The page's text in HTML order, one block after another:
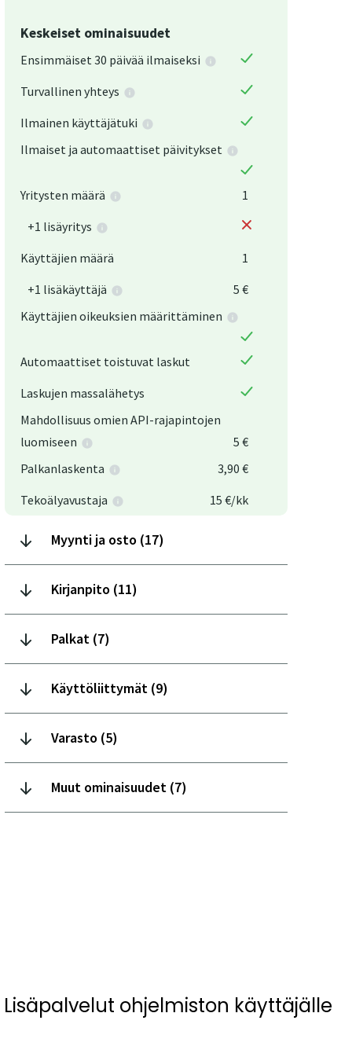
Keskeiset ominaisuudet
Ensimmäiset 30 päivää ilmaiseksi
Turvallinen yhteys
Ilmainen käyttäjätuki
Ilmaiset ja automaattiset päivitykset
Yritysten määrä
1
+1 lisäyritys
Käyttäjien määrä
1
+1 lisäkäyttäjä
5 €
Käyttäjien oikeuksien määrittäminen
Automaattiset toistuvat laskut
Laskujen massalähetys
Mahdollisuus omien API-rajapintojen
luomiseen
5 €
Palkanlaskenta
3,90 €
Tekoälyavustaja
15 €/kk
Myynti ja osto (17)
Kirjanpito (11)
Palkat (7)
Käyttöliittymät (9)
Varasto (5)
Muut ominaisuudet (7)
Lisäpalvelut ohjelmiston käyttäjälle